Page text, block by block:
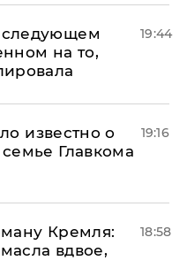
на то,
19:44
известно о
Главкома
19:16
Кремля:
вдвое,
18:58